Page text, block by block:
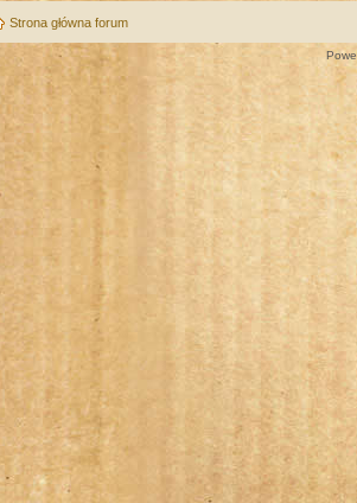
Strona główna forum